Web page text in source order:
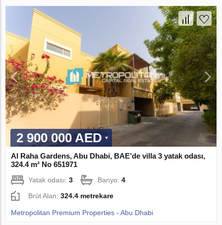
2 900 000 AED
Al Raha Gardens, Abu Dhabi, BAE’de villa 3 yatak odası,
324.4 m² No 651971
Yatak odası:3 Banyo:4
Brüt Alan:324.4 metrekare
Metropolitan Premium Properties - Abu Dhabi